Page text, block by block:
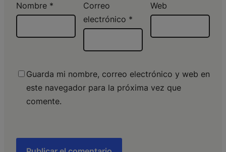
Nombre *
Correo
electrónico *
Web
Guarda mi nombre, correo electrónico y web en
este navegador para la próxima vez que
comente.